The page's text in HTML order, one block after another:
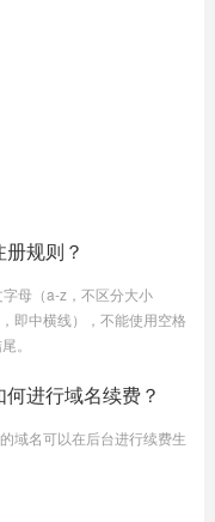
规则？
母（a-z，不区分大小
即中横线），不能使用空格
。
进行域名续费？
域名可以在后台进行续费生